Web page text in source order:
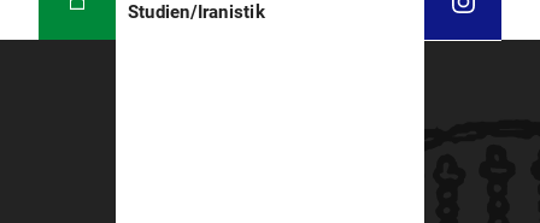
Studien/Iranistik